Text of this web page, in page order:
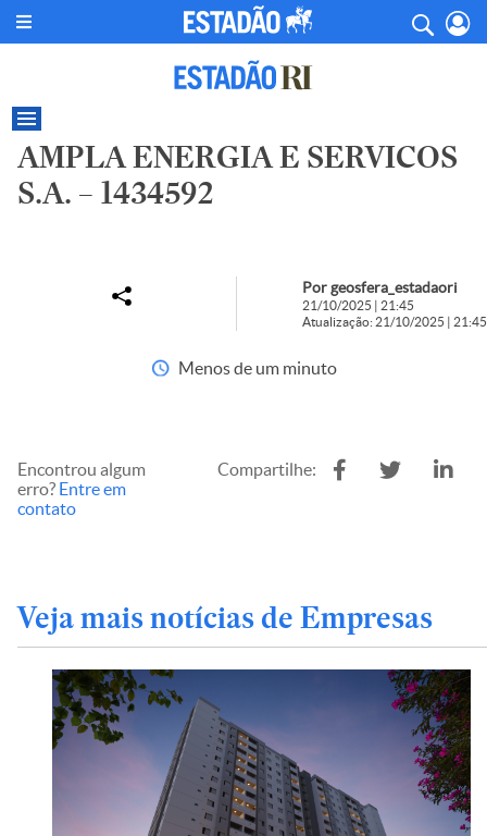
AMPLA ENERGIA E SERVICOS
S.A. – 1434592
Por geosfera_estadaori
21/10/2025 | 21:45
Atualização: 21/10/2025 | 21:45
Menos de um minuto
Encontrou algum
erro? Entre em
contato
Compartilhe:
Veja mais notícias de Empresas